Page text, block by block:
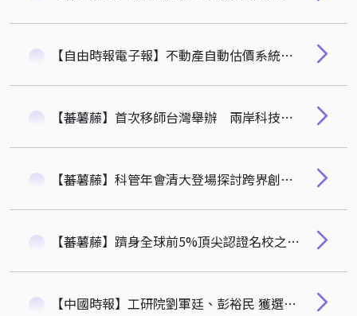
【自由時報電子報】不動產自動估價系統公益性平台免費查詢 清華計財系林哲群教授
【蕃薯藤】首次移師台灣舉辦 兩岸科技管理學術年會21日在清大隆重登場
【蕃薯藤】科管年會清大登場探討跨界創新 院士論壇探討產學合作與高教轉型
【蕃薯藤】躋身全球前5%頂尖認證名校之列 清華大學通過AACSB認證
【中國時報】工研院劉軍廷、彭裕民 獲選科技管理學會院士-張元杰老師